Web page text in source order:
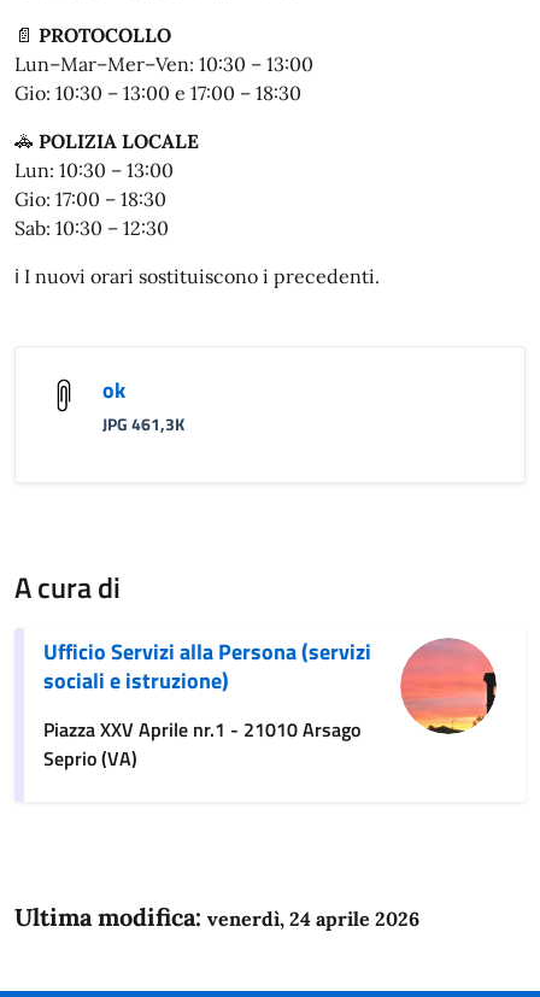
📄 PROTOCOLLO
Lun–Mar–Mer–Ven: 10:30 – 13:00
Gio: 10:30 – 13:00 e 17:00 – 18:30
🚓 POLIZIA LOCALE
Lun: 10:30 – 13:00
Gio: 17:00 – 18:30
Sab: 10:30 – 12:30
ℹ️ I nuovi orari sostituiscono i precedenti.
ok
JPG 461,3K
A cura di
Ufficio Servizi alla Persona (servizi
sociali e istruzione)
Piazza XXV Aprile nr.1 - 21010 Arsago
Seprio (VA)
Ultima modifica: venerdì, 24 aprile 2026